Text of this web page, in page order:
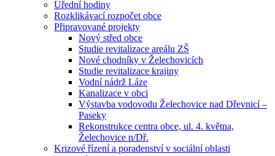
Úřední hodiny
Rozklikávací rozpočet obce
Připravované projekty
Nový střed obce
Studie revitalizace areálu ZŠ
Nové chodníky v Želechovicích
Studie revitalizace krajiny
Vodní nádrž Láze
Kanalizace v obci
Výstavba vodovodu Želechovice nad Dřevnicí –
Paseky
Rekonstrukce centra obce, ul. 4. května,
Želechovice n/Dř.
Krizové řízení a poradenství v sociální oblasti